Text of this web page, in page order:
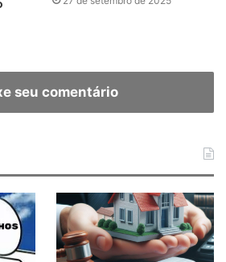
seu comentário